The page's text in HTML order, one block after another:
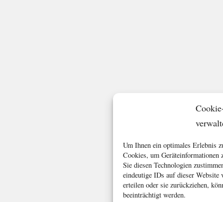
Um Ihnen ein optimales Erlebnis
Cookies, um Geräteinformationen
Sie diesen Technologien
eindeutige IDs auf dieser
erteilen oder sie zurückziehen,
beeinträchtigt werden.